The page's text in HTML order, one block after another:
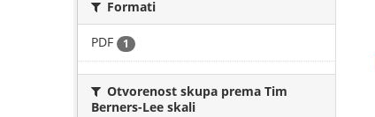
Formati
PDF 1
Otvorenost skupa prema Tim
Berners-Lee skali